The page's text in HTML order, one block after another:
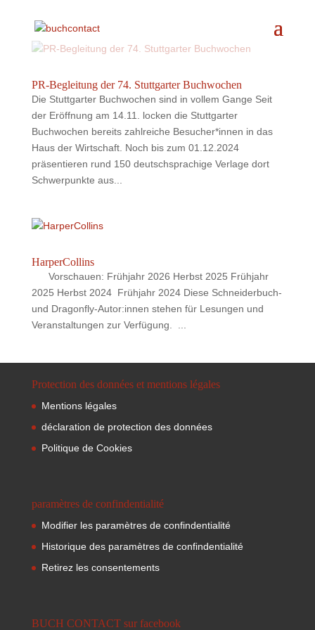
PR-Begleitung der 74. Stuttgarter Buchwochen
Die Stuttgarter Buchwochen sind in vollem Gange Seit
der Eröffnung am 14.11. locken die Stuttgarter
Buchwochen bereits zahlreiche Besucher*innen in das
Haus der Wirtschaft. Noch bis zum 01.12.2024
präsentieren rund 150 deutschsprachige Verlage dort
Schwerpunkte aus...
HarperCollins
Vorschauen: Frühjahr 2026 Herbst 2025 Frühjahr
2025 Herbst 2024 Frühjahr 2024 Diese Schneiderbuch-
und Dragonfly-Autor:innen stehen für Lesungen und
Veranstaltungen zur Verfügung. ...
Protection des données et mentions légales
Mentions légales
déclaration de protection des données
Politique de Cookies
paramètres de confindentialité
Modifier les paramètres de confindentialité
Historique des paramètres de confindentialité
Retirez les consentements
BUCH CONTACT sur facebook